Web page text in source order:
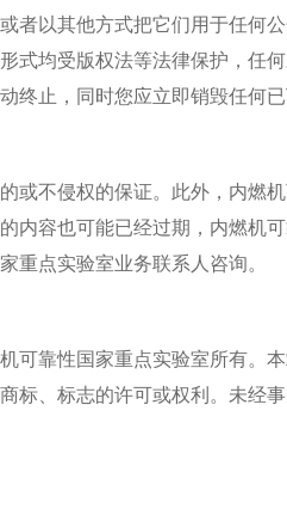
者以其他方式把它们用于任何
式均受版权法等法律保护，任
止，同时您应立即销毁任何已
或不侵权的保证。此外， 内燃
内容也可能已经过期， 内燃机
重点实验室业务联系人咨询。
可靠性国家重点实验室所有。
标、标志的许可或权利。未经